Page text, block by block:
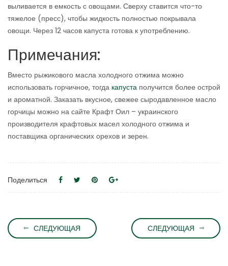
выливается в емкость с овощами. Сверху ставится что-то
тяжелое (пресс), чтобы жидкость полностью покрывала
овощи. Через 12 часов капуста готова к употреблению.
Примечания:
Вместо рыжикового масла холодного отжима можно
использовать горчичное, тогда капуста получится более острой
и ароматной. Заказать вкусное, свежее сыродавленное масло
горчицы можно на сайте Крафт Оил – украинского
производителя крафтовых масел холодного отжима и
поставщика органических орехов и зерен.
Поделиться
СЛЕДУЮЩАЯ СЛЕДУЮЩАЯ